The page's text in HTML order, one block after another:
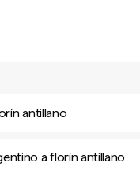
antillano
a florín antillano